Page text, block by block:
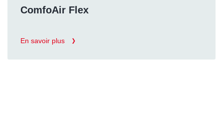
ComfoAir Flex
En savoir plus